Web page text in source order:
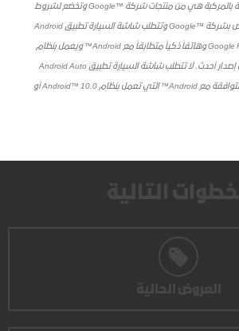
6..واجهة المستخدم الخاصة بالمركبة هي من منتجات شركة ™Google وتخضع لشروط
وأحكام بيان الخصوصية الخاص بشركة ™Google وتتطلب شاشة السيارة تطبيق Android
Auto app المتوفر على Google Play وهاتفاً ذكياً متطابقاً مع Android™ ويعمل بنظام
Android 5.0 Lollipop أو بأي إصدار أحدث. لا تتطلب شاشة السيارة تطبيق Android Auto
app مع الهواتف الذكية المتوافقة مع Android™ التي تعمل بنظام Android™ 10.0 أو
الخطوات التالية
العروض الحالية